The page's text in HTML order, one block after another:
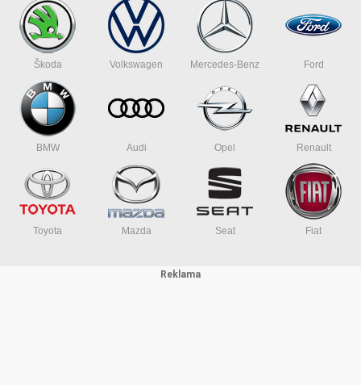
Škoda Volkswagen Mercedes-Benz Ford
BMW Audi Opel Renault
Toyota Mazda Seat Fiat